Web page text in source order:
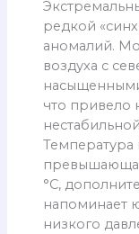
редкой
аномалий.
воздуха с
что
°C,
напоминает
низкого